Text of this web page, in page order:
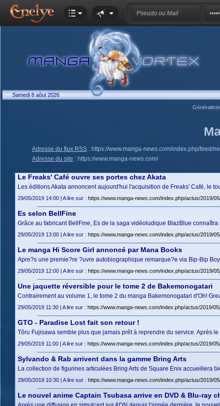
Samedi 8 aôut 2026
Adresse du flux RSS : https://www.manga-news.com/index.php/feed/
Adresse du site : https://www.manga-news.com/
Le Freaks' Café ouvre ses portes chez Akata
Les éditions Akata annoncent aujourd'hui l'acquisition de Freaks' Café, le
29/05/2019 14:00 | A lire sur : https://www.manga-news.com/index.php/actus/2019/
Es selon BellFine
Grâce au fabricant BellFine, Es de la saga vidéoludique BlazBlue
29/05/2019 13:00 | A lire sur : https://www.manga-news.com/index.php/actus/2019/
Le manga Hi Score Girl annoncé par Mana Books
Apre?s une premie?re ?uvre autobiographique remarque?e via Bip-Bip
29/05/2019 12:00 | A lire sur : https://www.manga-news.com/index.php/actus/2019/
Une jaquette réversible pour le tome 2 de Bakemonogatari
Contrairement au volume 1, le tome 2 du manga Bakemonogatari d'Oh!
29/05/2019 11:30 | A lire sur : https://www.manga-news.com/index.php/actus/2019/
GTO - Paradise Lost fait son retour !
Tôru Fujisawa semble plus que jamais prêt à reprendre du service. Après
29/05/2019 11:00 | A lire sur : https://www.manga-news.com/index.php/actus/2019/
Sylvando & Rab arrivent dans la gamme Bring Arts
La collection de figurines articulées Bring Arts de Square Enix accueillera
29/05/2019 10:30 | A lire sur : https://www.manga-news.com/index.php/actus/2019/
Le nouvel anime Captain Tsubasa arrive en DVD & Blu-ray